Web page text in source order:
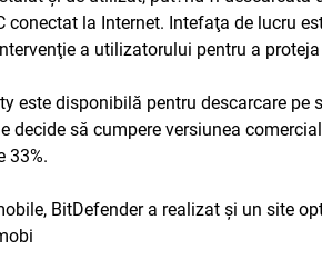
conectat la Internet. Intefaţa de lucru
a utilizatorului pentru a
este disponibilă pentru descarcare pe
decide să cumpere versiunea
33%.
BitDefender a realizat şi un site